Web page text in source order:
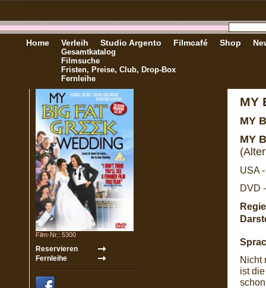
Home Verleih
Gesamtkatalog
Filmsuche
Fristen, Preise, Club, Drop-Box
Fernleihe
Studio Argento Filmcafé Shop
Film-Nr.: 5300
MY
MY
MY
USA
DVD
Nicht
ist